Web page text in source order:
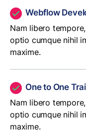
Webflow
Nam libero
optio cumque nihil
maxime.
One to One
Nam libero
optio cumque nihil
maxime.